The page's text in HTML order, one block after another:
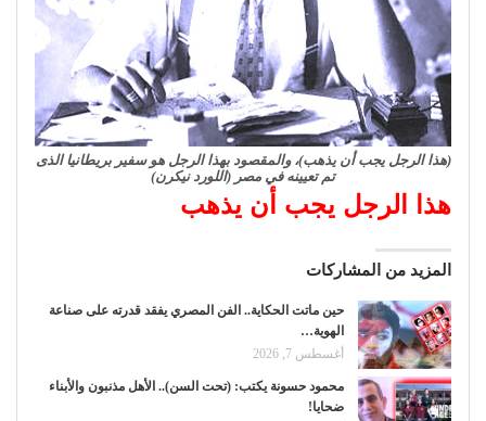
(هذا الرجل يجب أن يذهب)، والمقصود بهذا الرجل هو سفير بريطانيا الذى
تم تعيينه في مصر (اللورد نيكرن)
هذا الرجل يجب أن يذهب
المزيد من المشاركات
حين ماتت الحكاية.. الفن المصري يفقد قدرته على صناعة
الهوية…
أغسطس 7, 2026
محمود حسونة يكتب: (تحت السن).. الأهل مذنبون والأبناء
ضحايا!